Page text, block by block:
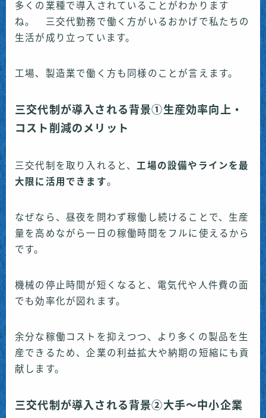
多くの業種で導入されていることがわかります
ね。 三交代勤務で働く方がいるおかげで私たちの
生活が成り立っています。
工場、製造業で働く方も同様のことが言えます。
三交代制が導入される背景①生産効率向上・
コスト削減のメリット
三交代制を取り入れると、 工場の設備やラインを最
大限に活用できます。
なぜなら、昼夜を問わず稼働し続けることで、生産
量を高めながら一日の稼働時間をフルに使えるから
です。
機械の停止時間が短くなると、電気代や人件費の面
でも効率化が図れます。
余分な稼働コストを抑えつつ、より多くの製品を生
産できるため、企業の利益拡大や納期の短縮にも貢
献します。
三交代制が導入される背景②大手〜中小企業